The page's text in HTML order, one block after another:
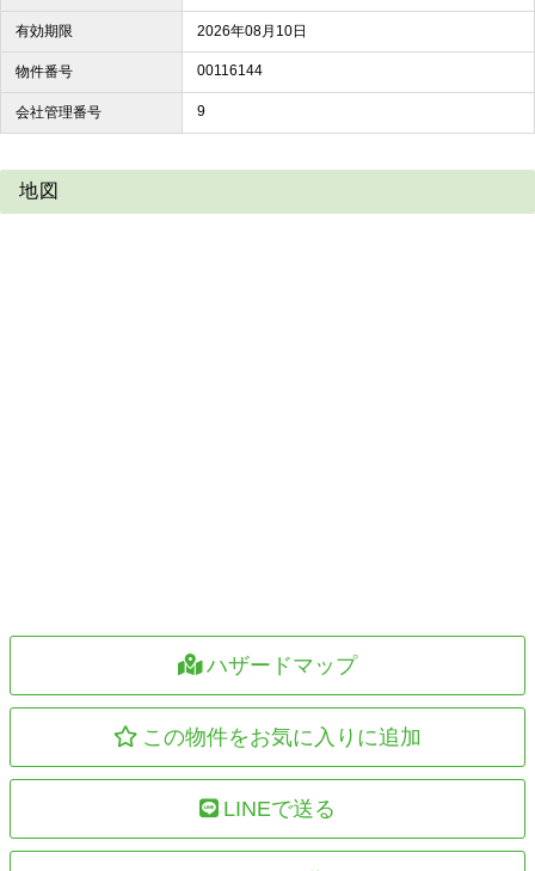
有効期限 2026年08月10日
物件番号 00116144
会社管理番号 9
地図
ハザードマップ
この物件をお気に入りに追加
LINEで送る